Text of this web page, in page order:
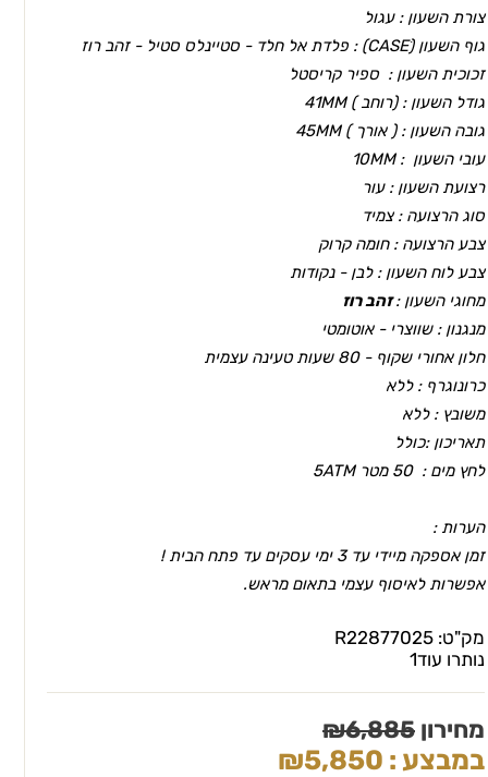
צורת השעון : עגול
גוף השעון (CASEׂ) : פלדת אל חלד - סטיינלס סטיל - זהב רוז
זכוכית השעון : ספיר קריסטל
גודל השעון : (רוחב ) 41MM
גובה השעון : ( אורך ) 45MM
עובי השעון : 10MM
רצועת השעון : עור
סוג הרצועה : צמיד
צבע הרצועה : חומה קרוק
צבע לוח השעון : לבן - נקודות
מחוגי השעון :זהב רוז
מנגנון : שווצרי - אוטומטי
חלון אחורי שקוף - 80 שעות טעינה עצמית
כרונוגרף : ללא
משובץ : ללא
תאריכון :כולל
לחץ מים : 50 מטר 5ATM
הערות :
זמן אספקה מיידי עד 3 ימי עסקים עד פתח הבית !
אפשרות לאיסוף עצמי בתאום מראש.
מק"ט: R22877025
נותרו עוד1
מחירון ₪6,885
במבצע : ₪5,850